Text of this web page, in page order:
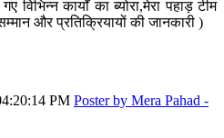
विभिन्न कार्यों का ब्योरा,मेरा पहाड़ टीम
और प्रतिक्रियायों की जानकारी )
PM Poster by Mera Pahad -